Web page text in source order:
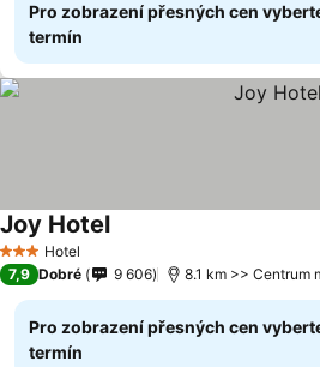
Pro zobrazení přesných cen
termín
3 Počet hvězdiček
Hotel
Joy Hotel
7,9 Dobré 9 606 8.1 km >> Centrum
Pro zobrazení přesných cen
termín